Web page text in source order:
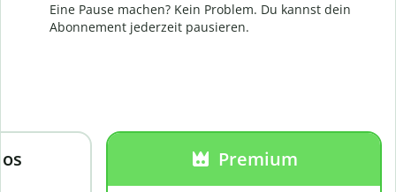
Premium
Eine Pause machen? Kein Problem. Du kannst dein
Abonnement jederzeit pausieren.